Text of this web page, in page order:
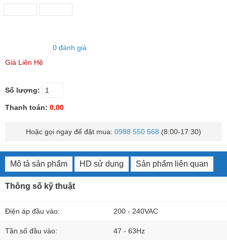
0 đánh giá
Giá Liên Hệ
Số lượng:
Thanh toán: 0.00
Hoặc gọi ngay để đặt mua: 0988 550 568 (8:00-17:30)
Mô tả sản phẩm HD sử dụng Sản phẩm liên quan
Thông số kỹ thuật
Điện áp đầu vào: 200 - 240VAC
Tần số đầu vào: 47 - 63Hz